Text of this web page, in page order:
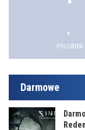
..
POLUBIEŃ
Darmowe